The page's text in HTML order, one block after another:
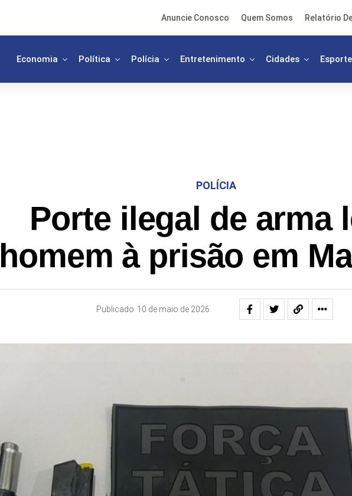
Anuncie Conosco Quem Somos Relatório
Economia Política Polícia Entretenimento Cidades
POLÍCIA
Porte ilegal de arma
homem à prisão em
Publicado 10 de maio de 2026